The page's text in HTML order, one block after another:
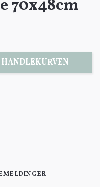
70x48cm